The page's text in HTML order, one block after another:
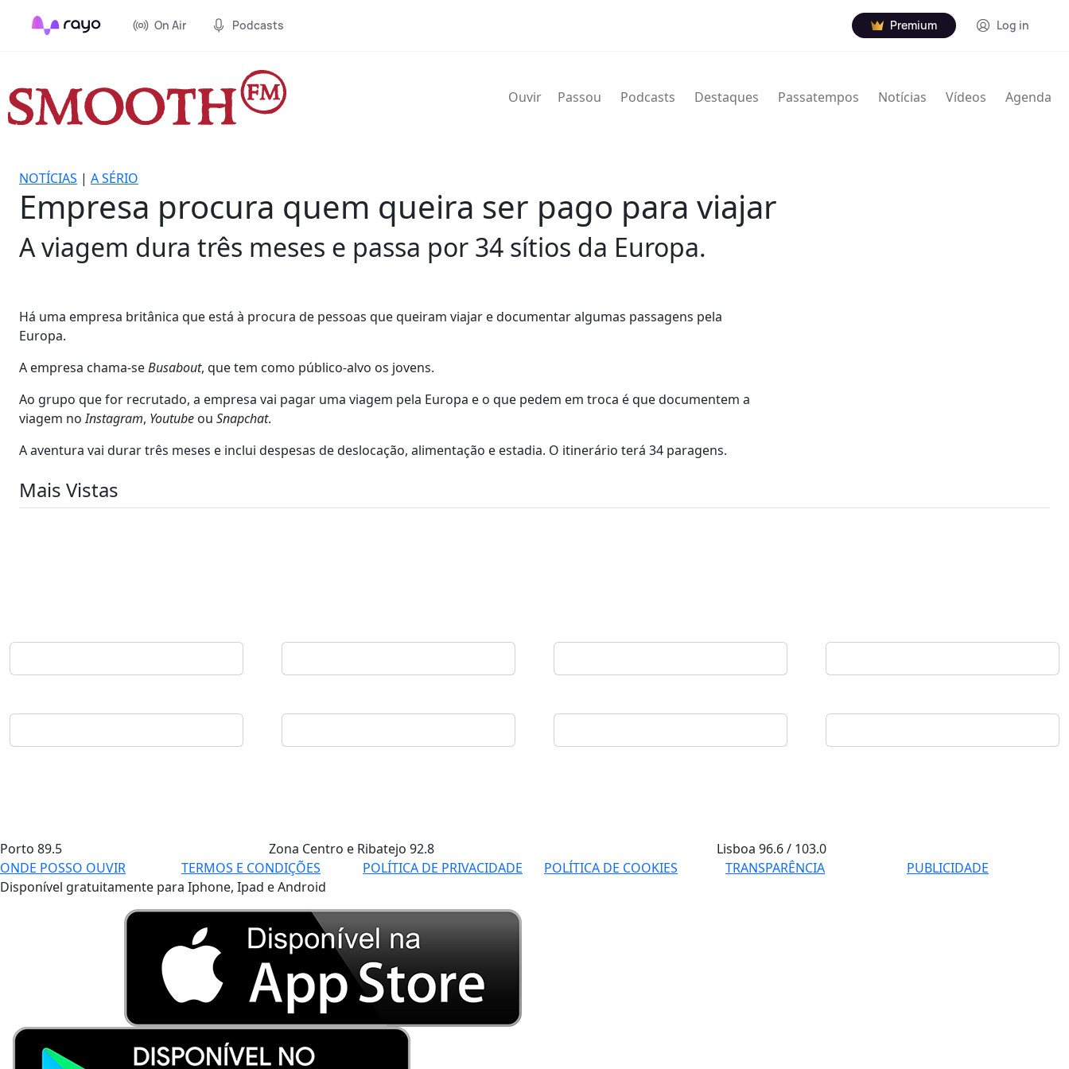
On Air Podcasts Premium Log in
Ouvir Passou Podcasts Destaques Passatempos Notícias Vídeos Agenda
NOTÍCIAS | A SÉRIO
Empresa procura quem queira ser pago para viajar
A viagem dura três meses e passa por 34 sítios da Europa.
Há uma empresa britânica que está à procura de pessoas que queiram viajar e documentar algumas passagens pela
Europa.
A empresa chama-seBusabout, que tem como público-alvo os jovens.
Ao grupo que for recrutado, a empresa vai pagar uma viagem pela Europa e o que pedem em troca é que documentem a
viagem noInstagram, Youtube ou Snapchat.
A aventura vai durar três meses e inclui despesas de deslocação, alimentação e estadia. O itinerário terá 34 paragens.
Mais Vistas
Porto 89.5 Zona Centro e Ribatejo 92.8 Lisboa96.6 / 103.0
ONDE POSSO OUVIR
TERMOS E CONDIÇÕES POLÍTICA DE PRIVACIDADE POLÍTICA DE COOKIES TRANSPARÊNCIA
PUBLICIDADE
Disponível gratuitamente para Iphone, Ipad e Android